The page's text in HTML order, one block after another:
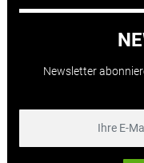
Newsletter